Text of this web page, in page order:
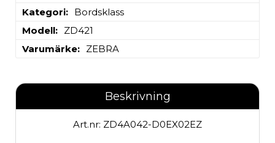
Kategori
Bordsklass
Modell
ZD421
Varumärke
ZEBRA
Beskrivning
Art.nr: ZD4A042-D0EX02EZ